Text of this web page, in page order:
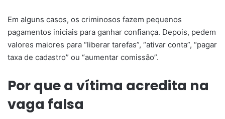
Em alguns casos, os criminosos fazem pequenos
pagamentos iniciais para ganhar confiança. Depois, pedem
valores maiores para “liberar tarefas”, “ativar conta”, “pagar
taxa de cadastro” ou “aumentar comissão”.
Por que a vítima acredita na
vaga falsa